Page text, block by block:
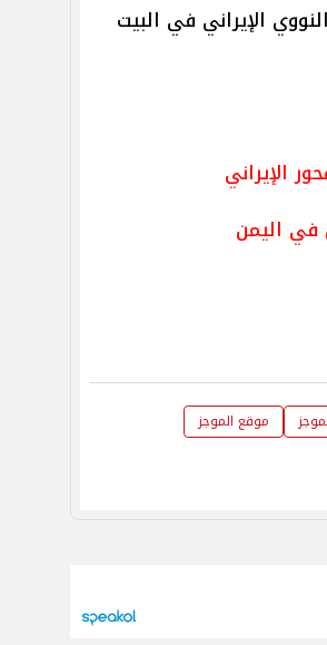
الإيراني في البيت
الإيراني
في اليمن
موقع الموجز